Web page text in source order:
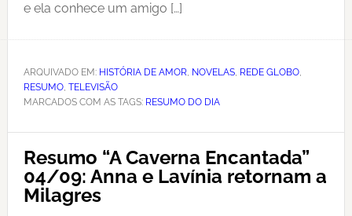
e ela conhece um amigo […]
ARQUIVADO EM: HISTÓRIA DE AMOR, NOVELAS, REDE GLOBO,
RESUMO, TELEVISÃO
MARCADOS COM AS TAGS: RESUMO DO DIA
Resumo “A Caverna Encantada”
04/09: Anna e Lavínia retornam a
Milagres